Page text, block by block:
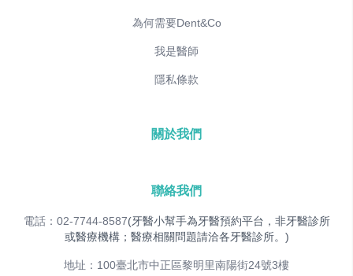
為何需要Dent&Co
我是醫師
隱私條款
關於我們
聯絡我們
電話：02-7744-8587(牙醫小幫手為牙醫預約平台，非牙醫診所
或醫療機構；醫療相關問題請洽各牙醫診所。)
地址：100臺北市中正區黎明里南陽街24號3樓